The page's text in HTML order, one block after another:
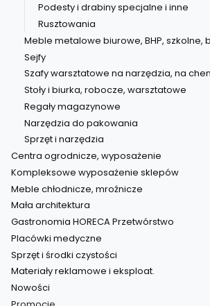
Podesty i drabiny specjalne i inne
Rusztowania
Meble metalowe biurowe, BHP, szkolne,
Sejfy
Szafy warsztatowe na narzędzia, na
Stoły i biurka, robocze, warsztatowe
Regały magazynowe
Narzędzia do pakowania
Sprzęt i narzędzia
Centra ogrodnicze, wyposażenie
Kompleksowe wyposażenie sklepów
Meble chłodnicze, mroźnicze
Mała architektura
Gastronomia HORECA Przetwórstwo
Placówki medyczne
Sprzęt i środki czystości
Materiały reklamowe i eksploat.
Nowości